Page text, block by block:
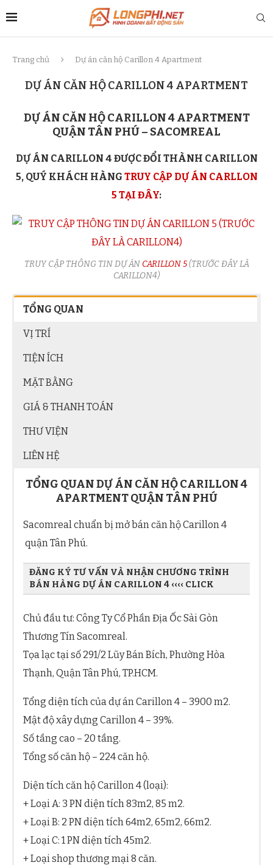
Trang chủ Dự án căn hộ Carillon 4 Apartment
DỰ ÁN CĂN HỘ CARILLON 4 APARTMENT
DỰ ÁN CĂN HỘ CARILLON 4 APARTMENT
QUẬN TÂN PHÚ – SACOMREAL
DỰ ÁN CARILLON 4 ĐƯỢC ĐỔI THÀNH CARILLON
5, QUÝ KHÁCH HÀNG TRUY CẬP DỰ ÁN CARLLON
5 TẠI ĐÂY:
TRUY CẬP THÔNG TIN DỰ ÁN CARILLON 5(TRƯỚC ĐÂY LÀ
CARILLON4)
TỔNG QUAN
VỊ TRÍ
TIỆN ÍCH
MẶT BẰNG
GIÁ & THANH TOÁN
THƯ VIỆN
LIÊN HỆ
TỔNG QUAN DỰ ÁN CĂN HỘ CARILLON 4
APARTMENT QUẬN TÂN PHÚ
Sacomreal chuẩn bị mở bán căn hộ Carillon 4
quận Tân Phú.
ĐĂNG KÝ TƯ VẤN VÀ NHẬN CHƯƠNG TRÌNH
BÁN HÀNG DỰ ÁN CARILLON 4 ‹‹‹‹ CLICK
Chủ đầu tư: Công Ty Cổ Phần Địa Ốc Sài Gòn
Thương Tín Sacomreal.
Tọa lạc tại số 291/2 Lũy Bán Bích, Phường Hòa
Thạnh, Quận Tân Phú, TP.HCM.
Tổng diện tích của dự án Carillon 4 – 3900 m2.
Mật độ xây dựng Carillon 4 – 39%.
Số tầng cao – 20 tầng.
Tổng số căn hộ – 224 căn hộ.
Diện tích căn hộ Carillon 4 (loại):
+ Loại A: 3 PN diện tích 83m2, 85 m2.
+ Loại B: 2 PN diện tích 64m2, 65m2, 66m2.
+ Loại C: 1 PN diện tích 45m2.
+ Loại shop thương mại 8 căn.